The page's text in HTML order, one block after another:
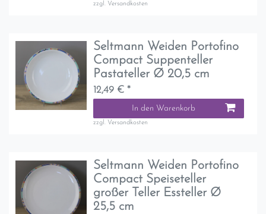
zzgl. Versandkosten
Seltmann Weiden Portofino
Compact Suppenteller
Pastateller Ø 20,5 cm
12,49 € *
In den Warenkorb
zzgl. Versandkosten
Seltmann Weiden Portofino
Compact Speiseteller
großer Teller Essteller Ø
25,5 cm